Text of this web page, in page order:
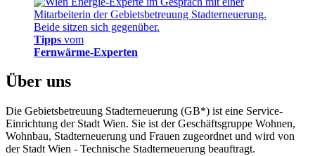
Tipps vom
Fernwärme-Experten
Über uns
Die Gebietsbetreuung Stadterneuerung (GB*) ist eine Service-
Einrichtung der Stadt Wien. Sie ist der Geschäfts­gruppe Wohnen,
Wohnbau, Stadt­erneuerung und Frauen zugeordnet und wird von
der Stadt Wien - Technische Stadterneuerung beauftragt.